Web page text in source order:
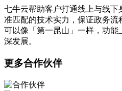
七牛云帮助客户打通线上与线
准匹配的技术实力，保证政务
可以像「第一昆山」一样，功能
深发展。
更多合作伙伴